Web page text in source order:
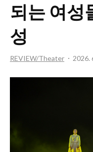
되는 여성
성
REVIEW/Theater 2026.